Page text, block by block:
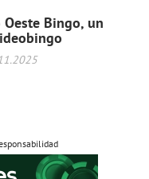
Oeste Bingo, un